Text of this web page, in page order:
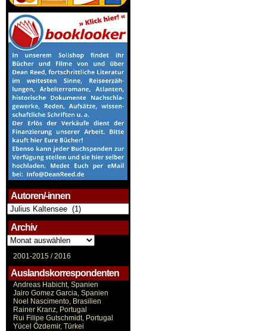
Autoren/-innen
Autoren/-
innen
Archiv
Archiv
2001-2015 /2016
Auslandskorrespondenten
Andreas Habicht, Spanien
Jairo Gomez Garcia, Spanien
Noel Nascimento, Brasilien
Rainer Kranz, Portugal
Rui Filipe Gutschmidt, Portugal
Yücel Özdemir, Türkei